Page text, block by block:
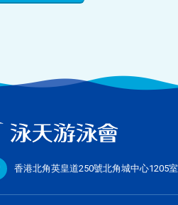
香港北角英皇道250號北角城中心1205室